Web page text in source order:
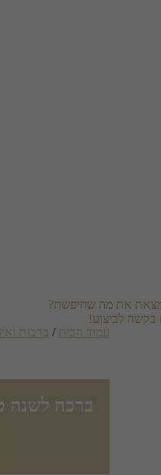
את מה שחיפשת?
לביצוע!
עמוד הבית / ברכות
ברכה לשנה